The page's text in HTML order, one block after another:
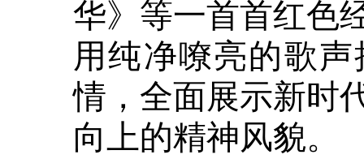
华》等一首首红色
用纯净嘹亮的歌
情，全面展示新时
向上的精神风貌。